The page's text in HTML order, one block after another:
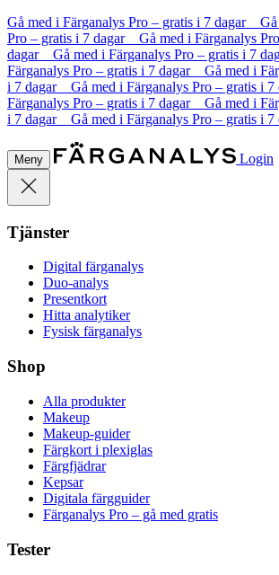
Gå med i Färganalys Pro – gratis i 7 dagar Gå
Pro – gratis i 7 dagar Gå med i Färganalys
dagar Gå med i Färganalys Pro – gratis i 7
Färganalys Pro – gratis i 7 dagar Gå med i
i 7 dagar Gå med i Färganalys Pro – gratis i
Färganalys Pro – gratis i 7 dagar Gå med i
i 7 dagar Gå med i Färganalys Pro – gratis i
Meny Login
Tjänster
Digital färganalys
Duo-analys
Presentkort
Hitta analytiker
Fysisk färganalys
Shop
Alla produkter
Makeup
Makeup-guider
Färgkort i plexiglas
Färgfjädrar
Kepsar
Digitala färgguider
Färganalys Pro – gå med gratis
Tester